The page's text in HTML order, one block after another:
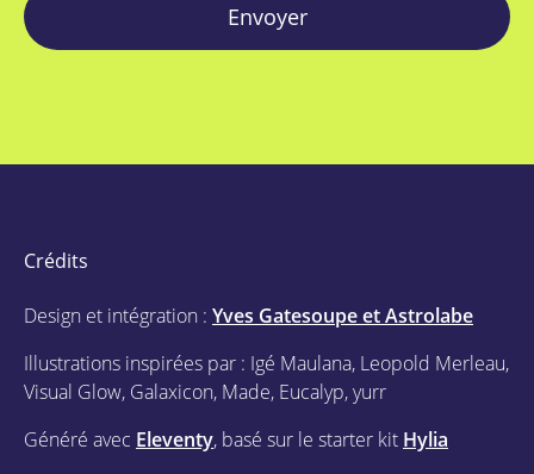
Envoyer
Crédits
Design et intégration : Yves Gatesoupe et Astrolabe
Illustrations inspirées par : Igé Maulana, Leopold Merleau,
Visual Glow, Galaxicon, Made, Eucalyp, yurr
Généré avec Eleventy, basé sur le starter kit Hylia